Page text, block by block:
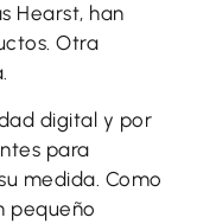
Hearst, han
Otra
digital y por
para
medida. Como
pequeño